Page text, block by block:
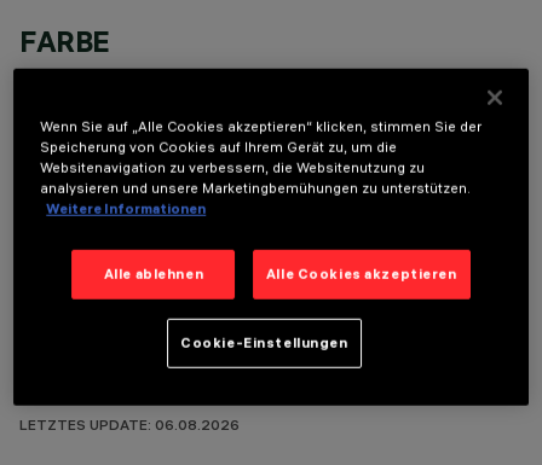
FARBE
OPTIONALE KOMPONENTEN
LETZTES UPDATE: 06.08.2026
Wenn Sie auf „Alle Cookies akzeptieren“ klicken, stimmen Sie der
Speicherung von Cookies auf Ihrem Gerät zu, um die
Websitenavigation zu verbessern, die Websitenutzung zu
analysieren und unsere Marketingbemühungen zu unterstützen.
Weitere Informationen
Alle ablehnen Alle Cookies akzeptieren
Cookie-Einstellungen